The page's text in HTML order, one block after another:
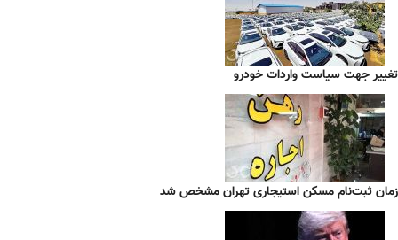
تغییر جهت سیاست واردات خودرو
زمان ثبت‌نام مسکن استیجاری تهران مشخص شد